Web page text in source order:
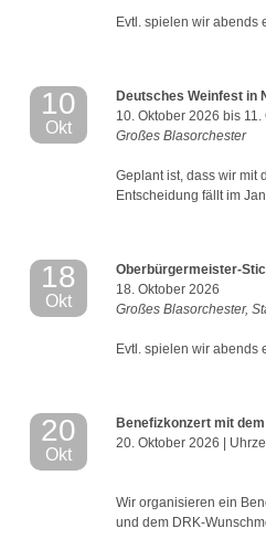
Evtl. spielen wir abends
10
Okt
Deutsches Weinfest in
10. Oktober 2026 bis
Großes Blasorchester
Geplant ist, dass wir mit
Entscheidung fällt im
18
Okt
Oberbürgermeister-
18. Oktober 2026
Großes Blasorchester,
Evtl. spielen wir abends
20
Okt
Benefizkonzert mit
20. Oktober 2026 |
Wir organisieren ein
und dem DRK-